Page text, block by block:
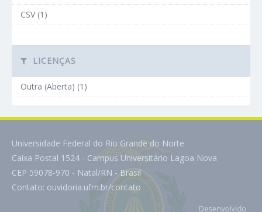
CSV (1)
LICENÇAS
Outra (Aberta) (1)
Universidade Federal do Rio Grande do Norte
Caixa Postal 1524 - Campus Universitário Lagoa Nova
CEP 59078-970 - Natal/RN - Brasil
Contato: ouvidoria.ufrn.br/contato